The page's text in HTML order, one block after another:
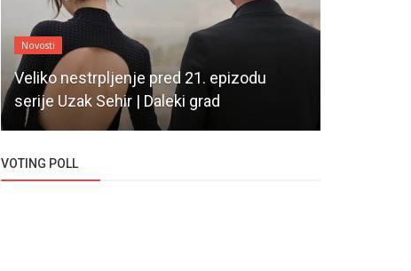
Novosti
Veliko nestrpljenje pred 21. epizodu
serije Uzak Sehir | Daleki grad
VOTING POLL